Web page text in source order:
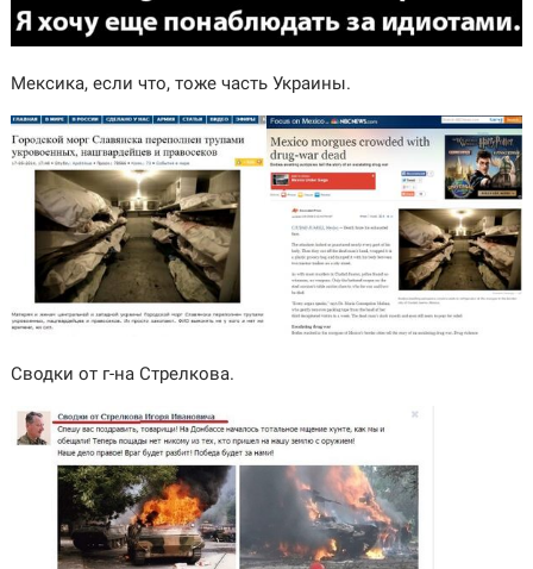
Мексика, если что, тоже часть Украины.
Сводки от г-на Стрелкова.